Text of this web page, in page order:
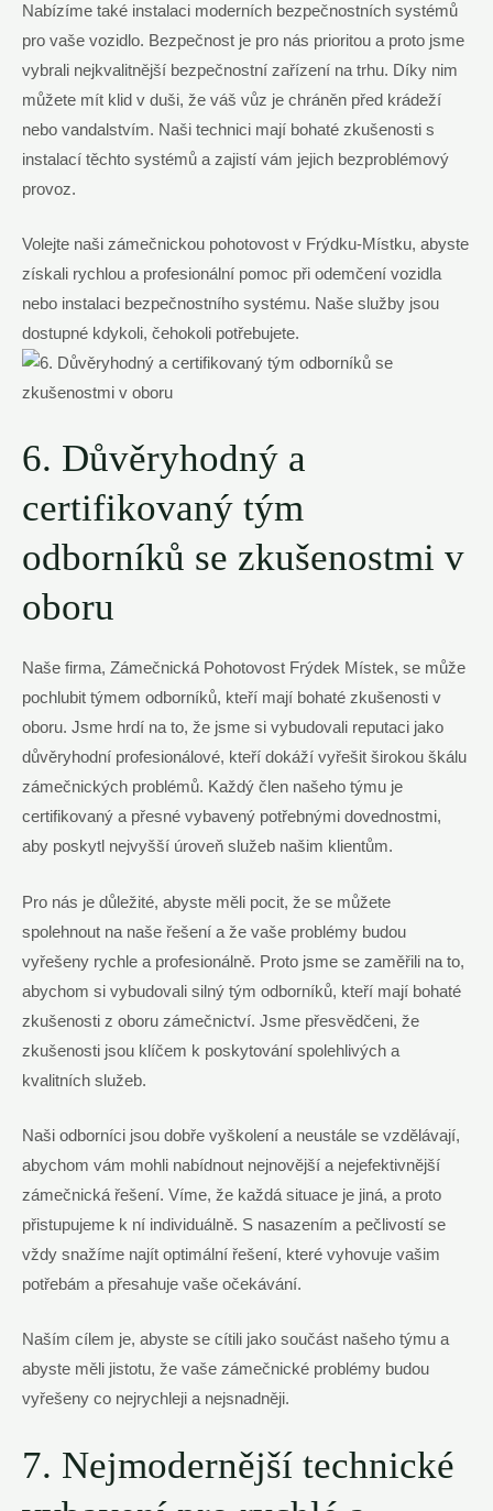
Nabízíme také instalaci moderních bezpečnostních systémů
pro vaše vozidlo. Bezpečnost je pro nás prioritou a proto jsme
vybrali nejkvalitnější bezpečnostní zařízení na trhu. Díky nim
můžete mít klid v duši, že váš vůz je chráněn před krádeží
nebo vandalstvím. Naši technici mají bohaté zkušenosti s
instalací těchto systémů a zajistí vám jejich bezproblémový
provoz.
Volejte naši zámečnickou pohotovost v Frýdku-Místku, abyste
získali rychlou a profesionální pomoc při odemčení vozidla
nebo instalaci bezpečnostního systému. Naše služby jsou
dostupné kdykoli, čehokoli potřebujete.
6. Důvěryhodný a
certifikovaný tým
odborníků se zkušenostmi v
oboru
Naše firma, Zámečnická Pohotovost Frýdek Místek, se může
pochlubit týmem odborníků, kteří mají bohaté zkušenosti v
oboru. Jsme hrdí na to, že jsme si vybudovali reputaci jako
důvěryhodní profesionálové, kteří dokáží vyřešit širokou škálu
zámečnických problémů. Každý člen našeho týmu je
certifikovaný a přesné vybavený potřebnými dovednostmi,
aby poskytl nejvyšší úroveň služeb našim klientům.
Pro nás je důležité, abyste měli pocit, že se můžete
spolehnout na naše řešení a že vaše problémy budou
vyřešeny rychle a profesionálně. Proto jsme se zaměřili na to,
abychom si vybudovali silný tým odborníků, kteří mají bohaté
zkušenosti z oboru zámečnictví. Jsme přesvědčeni, že
zkušenosti jsou klíčem k poskytování spolehlivých a
kvalitních služeb.
Naši odborníci jsou dobře vyškolení a neustále se vzdělávají,
abychom vám mohli nabídnout nejnovější a nejefektivnější
zámečnická řešení. Víme, že každá situace je jiná, a proto
přistupujeme k ní individuálně. S nasazením a pečlivostí se
vždy snažíme najít optimální řešení, které vyhovuje vašim
potřebám a přesahuje vaše očekávání.
Naším cílem je, abyste se cítili jako součást našeho týmu a
abyste měli jistotu, že vaše zámečnické problémy budou
vyřešeny co nejrychleji a nejsnadněji.
7. Nejmodernější technické